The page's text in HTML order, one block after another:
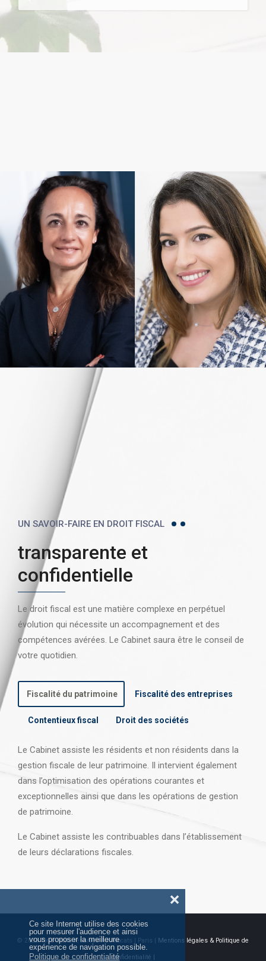
Ce site Internet utilise des cookies
pour mesurer l'audience et ainsi
vous proposer la meilleure
expérience de navigation possible.
Politique de confidentialité
❌
UN SAVOIR-FAIRE EN DROIT FISCAL
transparente et
confidentielle
Le droit fiscal est une matière complexe en perpétuel
évolution qui nécessite un accompagnement et des
compétences avérées. Le Cabinet saura être le conseil de
votre quotidien.
Fiscalité du patrimoine Fiscalité des entreprises
Contentieux fiscal Droit des sociétés
Le Cabinet assiste les résidents et non résidents dans la
gestion fiscale de leur patrimoine. Il intervient également
dans l’optimisation des opérations courantes et
exceptionnelles ainsi que dans les opérations de gestion
de patrimoine.
Le Cabinet assiste les contribuables dans l’établissement
de leurs déclarations fiscales.
© 2026 Tous droits réservés AJ Avocats | Paris | Mentions légales & Politique de
confidentialité |